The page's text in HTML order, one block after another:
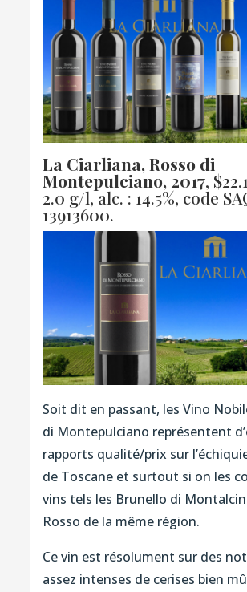
La Ciarliana, Rosso di
Montepulciano, 2017,
2.0 g/l, alc. : 14.5%, code
13913600.
Soit dit en passant, les Vino
di Montepulciano représentent
rapports qualité/prix sur
de Toscane et surtout si on les
vins tels les Brunello di
Rosso de la même région.
Ce vin est résolument sur des
assez intenses de cerises bien